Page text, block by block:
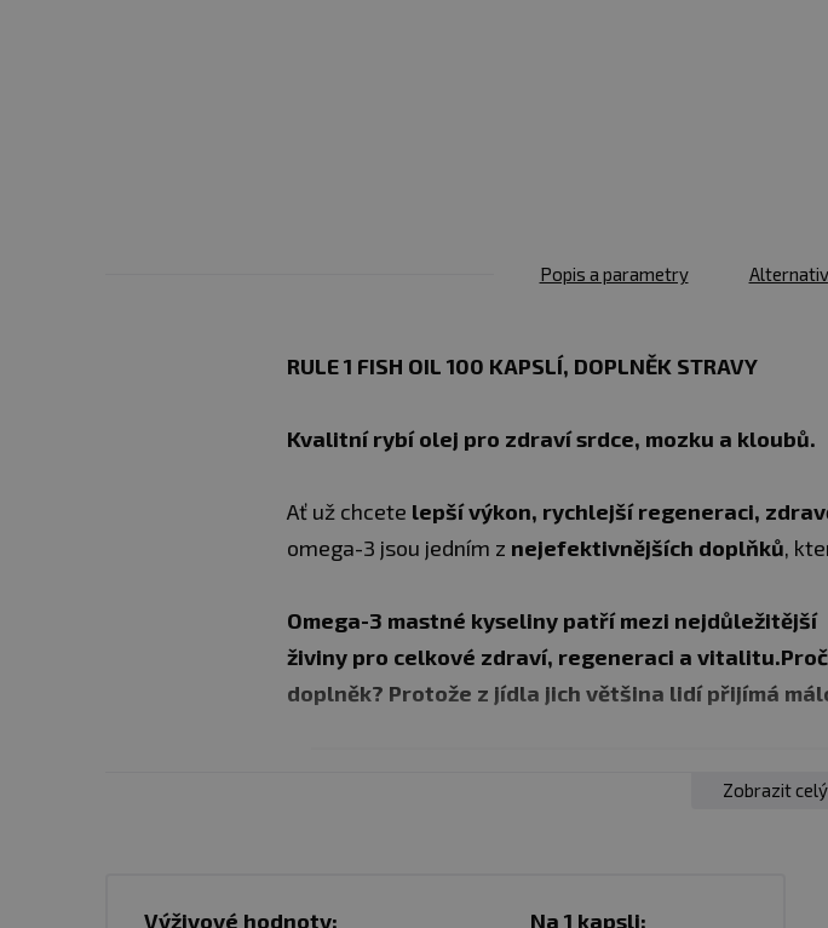
Popis a parametry
RULE 1 FISH OIL 100 KAPSLÍ, DOPLNĚK STRAVY
Kvalitní rybí olej pro zdraví srdce, mozku a kloubů.
Ať už chcete lepší výkon, rychlejší regeneraci,
omega-3 jsou jedním z nejefektivnějších doplňků,
Omega-3 mastné kyseliny patří mezi nejdůležitější
živiny pro celkové zdraví, regeneraci a vitalitu.Proč
doplněk? Protože z jídla jich většina lidí přijímá
✅ 1 000 mg čistého rybího oleje v jedné kapsli
Zobrazit
Výživové hodnoty:
Na 1 kapsli: